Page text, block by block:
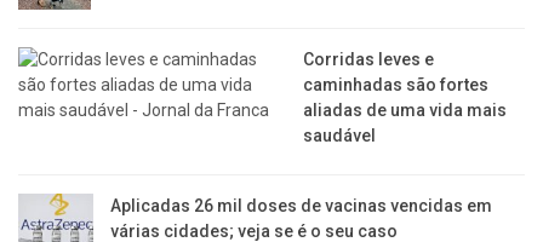
Corridas leves e
caminhadas são fortes
aliadas de uma vida mais
saudável
Aplicadas 26 mil doses de vacinas vencidas em
várias cidades; veja se é o seu caso